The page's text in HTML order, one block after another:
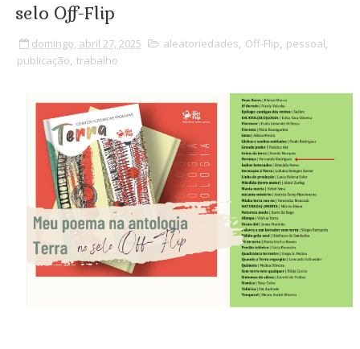
selo Off-Flip
domingo, abril 27, 2025 aleatoriedades, Off-Flip, pessoal,
publicação, trabalho